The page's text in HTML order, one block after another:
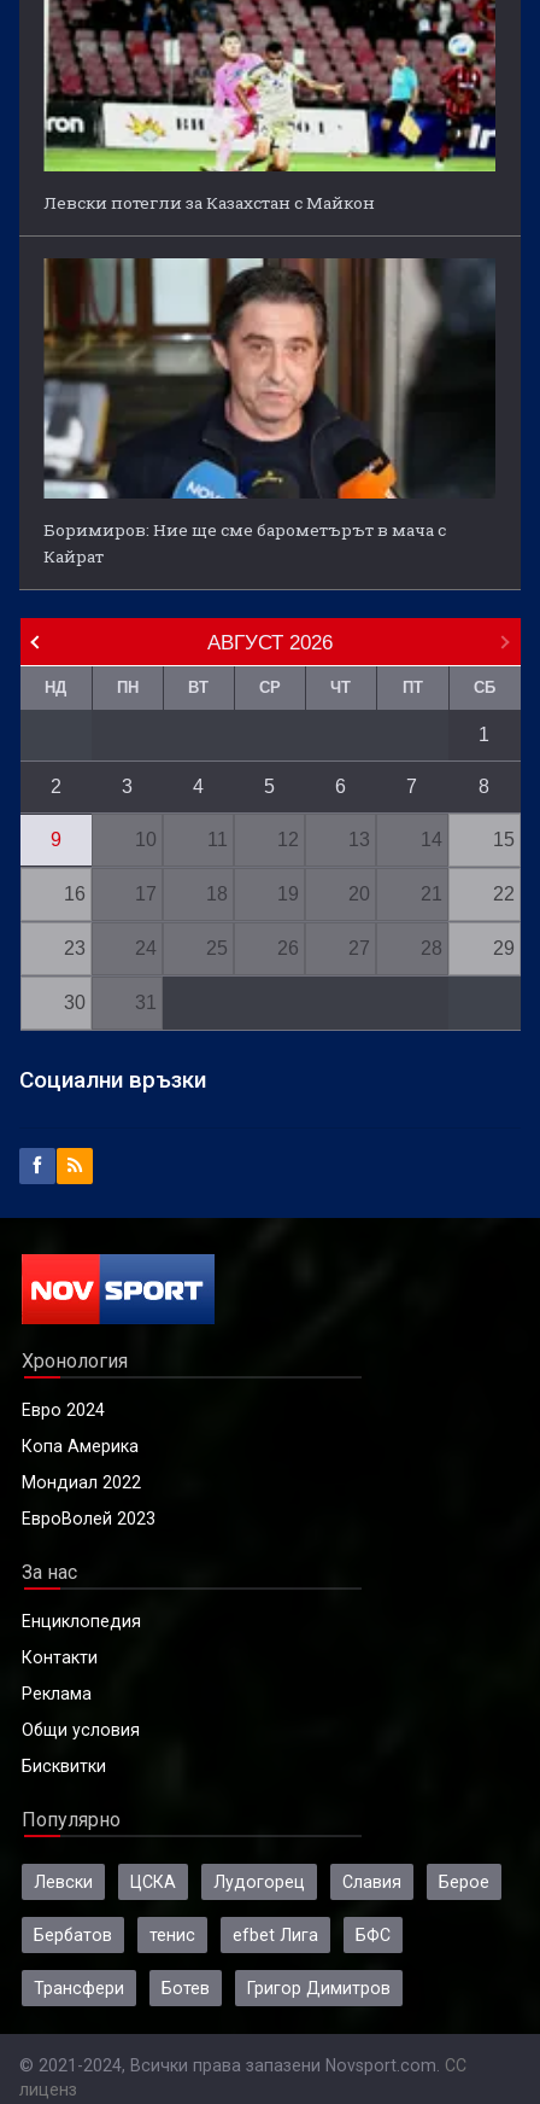
Левски потегли за Казахстан с Майкон
Боримиров: Ние ще сме барометърът в мача с
Кайрат
АВГУСТ 2026
НД ПН ВТ СР ЧТ ПТ СБ
1
2 3 4 5 6 7 8
9 10 11 12 13 14 15
16 17 18 19 20 21 22
23 24 25 26 27 28 29
30 31
Социални връзки
Хронология
Евро 2024
Копа Америка
Мондиал 2022
ЕвроВолей 2023
За нас
Енциклопедия
Контакти
Реклама
Общи условия
Бисквитки
Популярно
Левски ЦСКА Лудогорец Славия Берое
Бербатов тенис efbet Лига БФС
Трансфери Ботев Григор Димитров
© 2021-2024, Всички права запазени Novsport.com. CC
лиценз